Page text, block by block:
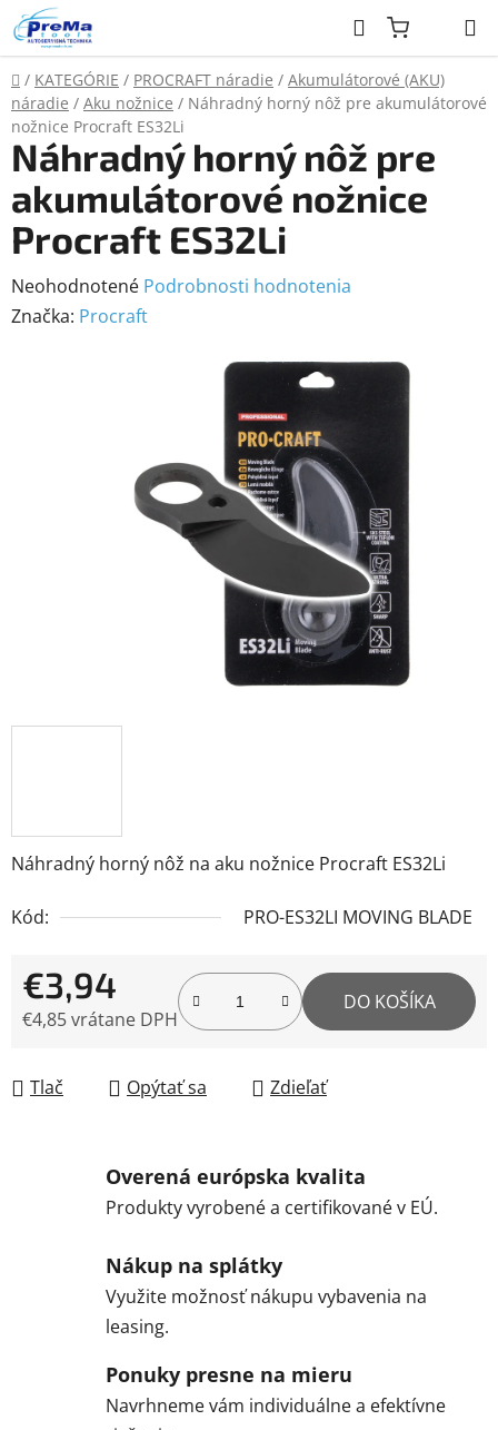
Prejsť
na
obsah
Hľadať
Domov
/ KATEGÓRIE / PROCRAFT náradie / Akumulátorové (AKU)
náradie / Aku nožnice / Náhradný horný nôž pre akumulátorové
nožnice Procraft ES32Li
Náhradný horný nôž na aku nožnice Procraft ES32Li
Kód: PRO-ES32LI MOVING BLADE
€3,94
€4,85 vrátane DPH
DO KOŠÍKA
Tlač Opýtať sa Zdieľať
Náhradný horný nôž pre
akumulátorové nožnice
Procraft ES32Li
Priemerné
hodnotenie
Neohodnotené Podrobnosti hodnotenia
Značka: Procraft
Overená európska kvalita
Produkty vyrobené a certifikované v EÚ.
Nákup na splátky
Využite možnosť nákupu vybavenia na
leasing.
Ponuky presne na mieru
Navrhneme vám individuálne a efektívne